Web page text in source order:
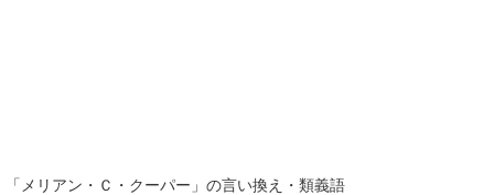
「 メリアン・Ｃ・クーパー 」の言い換え・類義語